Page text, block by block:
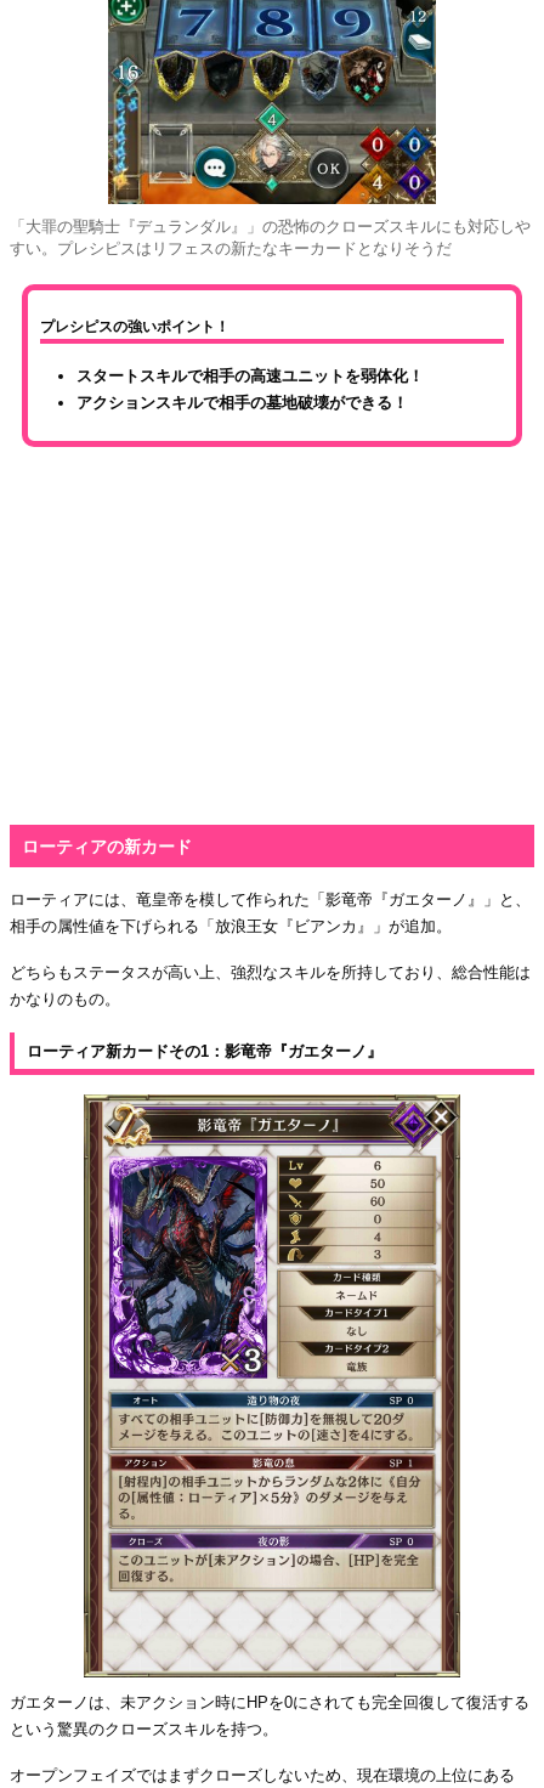
「大罪の聖騎士『デュランダル』」の恐怖のクローズスキルにも対応しや
すい。プレシピスはリフェスの新たなキーカードとなりそうだ
プレシピスの強いポイント！
スタートスキルで相手の高速ユニットを弱体化！
アクションスキルで相手の墓地破壊ができる！
ローティアの新カード
ローティアには、竜皇帝を模して作られた「影竜帝『ガエターノ』」と、
相手の属性値を下げられる「放浪王女『ビアンカ』」が追加。
どちらもステータスが高い上、強烈なスキルを所持しており、総合性能は
かなりのもの。
ローティア新カードその1：影竜帝『ガエターノ』
ガエターノは、未アクション時にHPを0にされても完全回復して復活する
という驚異のクローズスキルを持つ。
オープンフェイズではまずクローズしないため、現在環境の上位にある